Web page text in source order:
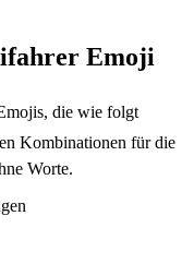
Emoji
die wie folgt
Kombinationen für die
Worte.